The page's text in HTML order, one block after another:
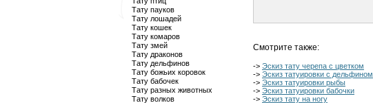
Тату пауков
Тату лошадей
Тату кошек
Тату комаров
Тату змей
Тату драконов
Тату дельфинов
Тату божьих коровок
Тату бабочек
Тату разных животных
Тату волков
Смотрите также:
-> Эскиз тату черепа с цветком
-> Эскиз татуировки с дельфином
-> Эскиз татуировки рыбы
-> Эскиз татуировки бабочки
-> Эскиз тату на ногу